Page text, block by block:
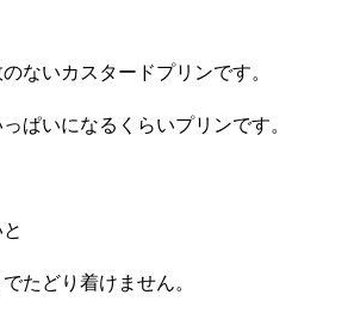
ないカスタードプリンです。
ぱいになるくらいプリンです。
たどり着けません。